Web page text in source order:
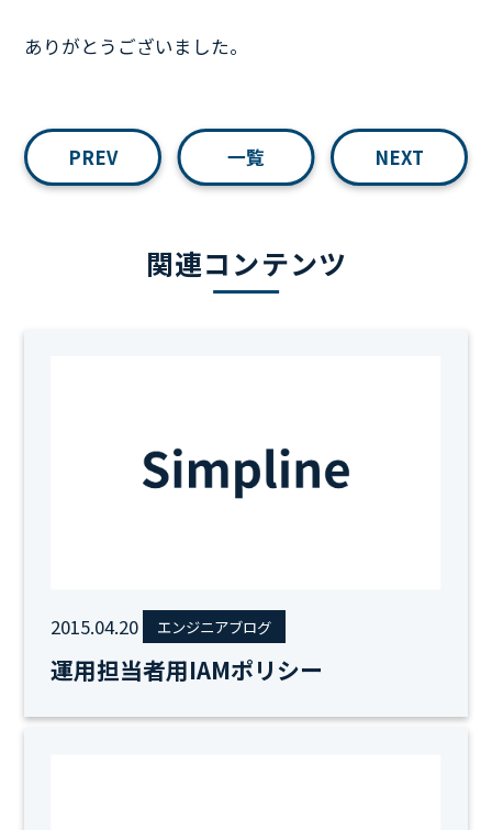
ありがとうございました。
PREV 一覧 NEXT
関連コンテンツ
2015.04.20 エンジニアブログ
運用担当者用IAMポリシー